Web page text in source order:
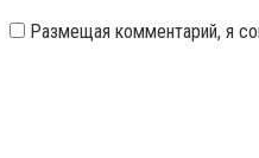
Размещая комментарий, я